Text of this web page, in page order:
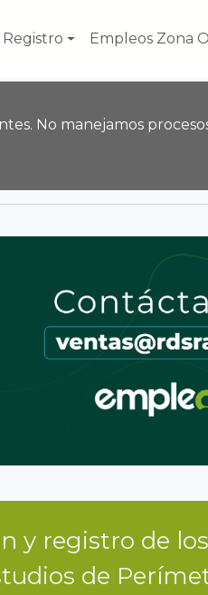
Registro Empleos Zona
No manejamos
y registro de
de